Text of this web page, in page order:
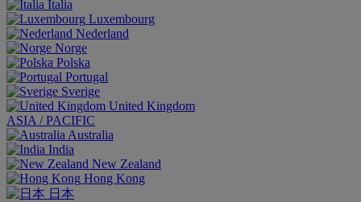
Italia
Luxembourg
Nederland
Norge
Polska
Portugal
Sverige
United Kingdom
ASIA / PACIFIC
Australia
India
New Zealand
Hong Kong
日本